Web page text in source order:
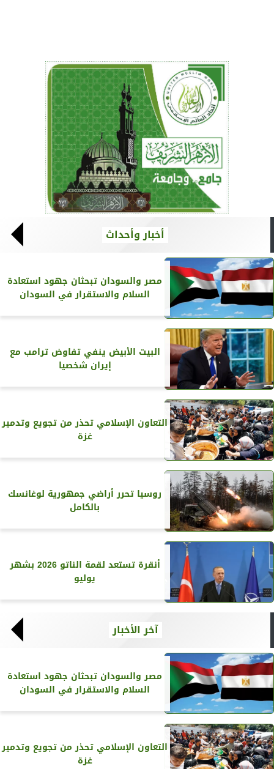
أخبار وأحداث
مصر والسودان تبحثان جهود استعادة
السلام والاستقرار في السودان
البيت الأبيض ينفي تفاوض ترامب مع
إيران شخصيا
التعاون الإسلامي تحذر من تجويع وتدمير
غزة
روسيا تحرر أراضي جمهورية لوغانسك
بالكامل
أنقرة تستعد لقمة الناتو 2026 بشهر
يوليو
آخر الأخبار
مصر والسودان تبحثان جهود استعادة
السلام والاستقرار في السودان
التعاون الإسلامي تحذر من تجويع وتدمير
غزة